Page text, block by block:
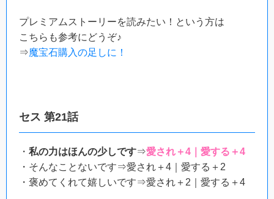
プレミアムストーリーを読みたい！という方は
こちらも参考にどうぞ♪
⇒魔宝石購入の足しに！
セス 第21話
・ 私の力はほんの少しです⇒愛され＋4｜愛する＋4
・そんなことないです⇒愛され＋4｜愛する＋2
・褒めてくれて嬉しいです⇒愛され＋2｜愛する＋4